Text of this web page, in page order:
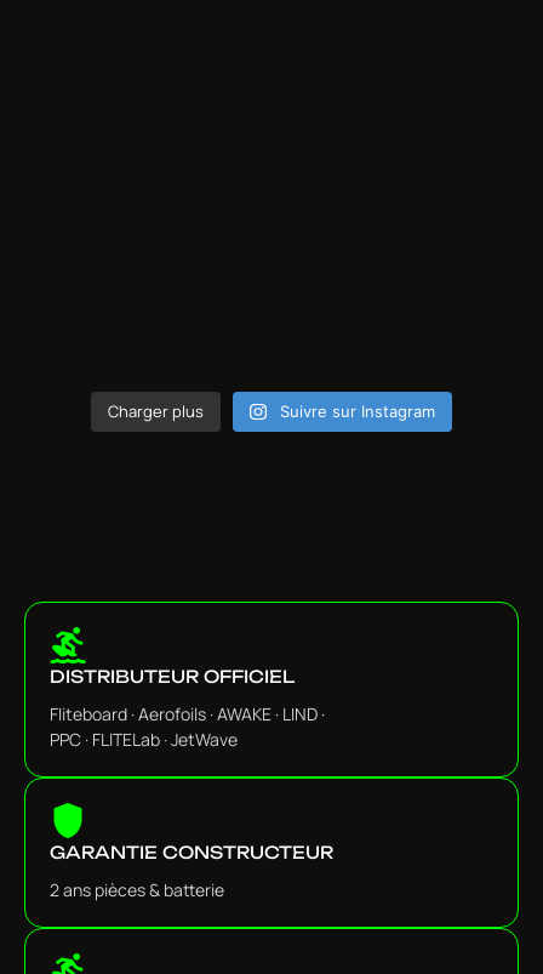
Charger plus Suivre sur Instagram
DISTRIBUTEUR OFFICIEL
Fliteboard · Aerofoils · AWAKE · LIND ·
PPC · FLITELab · JetWave
GARANTIE CONSTRUCTEUR
2 ans pièces & batterie